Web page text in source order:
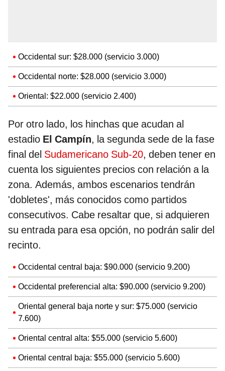
Occidental sur: $28.000 (servicio 3.000)
Occidental norte: $28.000 (servicio 3.000)
Oriental: $22.000 (servicio 2.400)
Por otro lado, los hinchas que acudan al
estadio El Campín, la segunda sede de la fase
final del Sudamericano Sub-20, deben tener en
cuenta los siguientes precios con relación a la
zona. Además, ambos escenarios tendrán
'dobletes', más conocidos como partidos
consecutivos. Cabe resaltar que, si adquieren
su entrada para esa opción, no podrán salir del
recinto.
Occidental central baja: $90.000 (servicio 9.200)
Occidental preferencial alta: $90.000 (servicio 9.200)
Oriental general baja norte y sur: $75.000 (servicio
7.600)
Oriental central alta: $55.000 (servicio 5.600)
Oriental central baja: $55.000 (servicio 5.600)